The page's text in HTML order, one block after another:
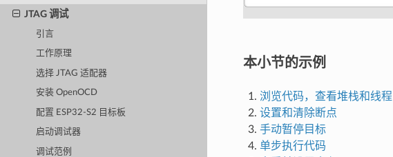
JTAG 调试
引言
工作原理
选择 JTAG 适配器
安装 OpenOCD
配置 ESP32-S2 目标板
启动调试器
调试范例
本小节的示例
浏览代码，查看堆栈和线程
设置和清除断点
手动暂停目标
单步执行代码